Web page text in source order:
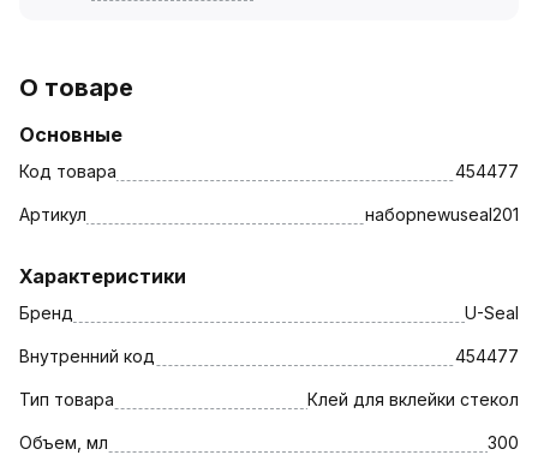
О товаре
Основные
Код товара 454477
Артикул наборnewuseal201
Характеристики
Бренд U-Seal
Внутренний код 454477
Тип товара Клей для вклейки стекол
Объем, мл 300